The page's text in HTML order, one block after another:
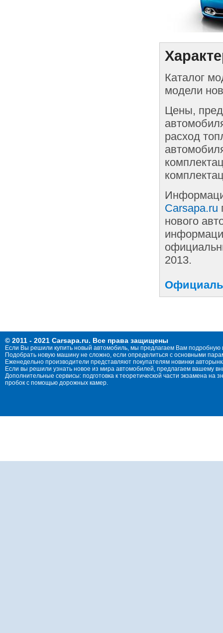
Каталог
модели
Цены,
расход
Carsapa.ru
нового
2013.
© 2011 - 2021 Carsapa.ru. Все права защищены
Если Вы решили купить новый автомобиль, мы предлагаем Вам
Подобрать новую машину не сложно, если определиться с основными
Еженедельно производители представляют покупателям новинки
Если вы решили узнать новое из мира автомобилей, предлагаем вашему
Дополнительные сервисы: подготовка к теоретической части экзамена
пробок с помощью дорожных камер.